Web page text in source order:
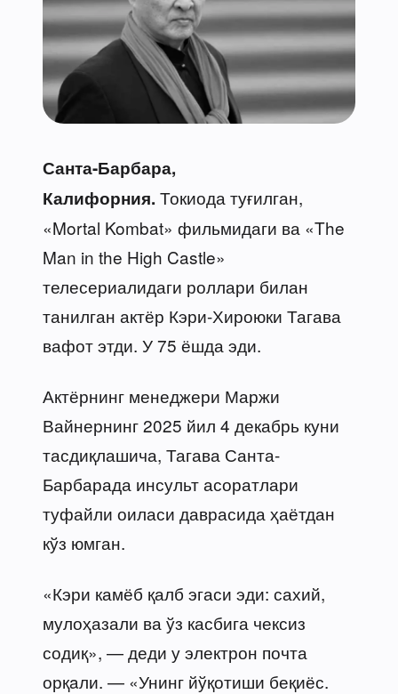
Санта-Барбара,
Калифорния. Токиода туғилган,
«Mortal Kombat» фильмидаги ва «The
Man in the High Castle»
телесериалидаги роллари билан
танилган актёр Кэри-Хироюки Тагава
вафот этди. У 75 ёшда эди.
Актёрнинг менеджери Маржи
Вайнернинг 2025 йил 4 декабрь куни
тасдиқлашича, Тагава Санта-
Барбарада инсульт асоратлари
туфайли оиласи даврасида ҳаётдан
кўз юмган.
«Кэри камёб қалб эгаси эди: сахий,
мулоҳазали ва ўз касбига чексиз
содиқ», — деди у электрон почта
орқaли. — «Унинг йўқотиши беқиёс.